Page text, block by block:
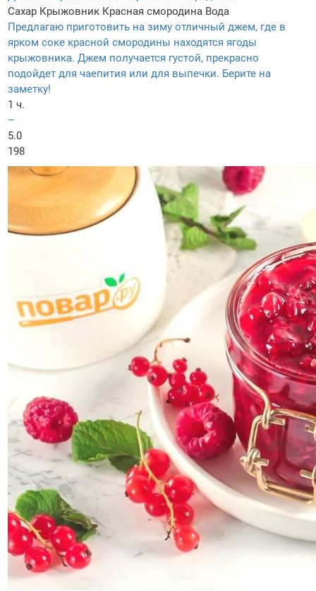
Сахар Крыжовник Красная смородина Вода
Предлагаю приготовить на зиму отличный джем, где в
ярком соке красной смородины находятся ягоды
крыжовника. Джем получается густой, прекрасно
подойдет для чаепития или для выпечки. Берите на
заметку!
1 ч.
–
5.0
198